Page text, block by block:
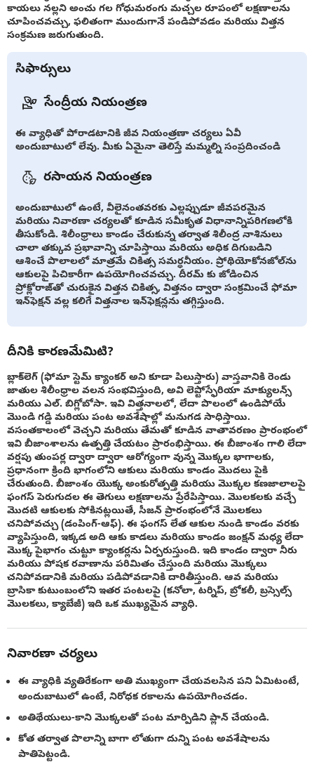
కాయలు నల్లని అంచు గల గోధుమరంగు మచ్చల రూపంలో లక్షణాలను
చూపించవచ్చు, ఫలితంగా ముందుగానే పండిపోవడం మరియు విత్తన
సంక్రమణ జరుగుతుంది.
సిఫార్సులు
సేంద్రీయ నియంత్రణ
ఈ వ్యాధితో పోరాడటానికి జీవ నియంత్రణా చర్యలు ఏవీ
అందుబాటులో లేవు. మీకు ఏమైనా తెలిస్తే మమ్మల్ని సంప్రదించండి
రసాయన నియంత్రణ
అందుబాటులో ఉంటే, వీలైనంతవరకు ఎల్లప్పుడూ జీవపరమైన
మరియు నివారణా చర్యలతో కూడిన సమీకృత విధానాన్నిపరిగణలోకి
తీసుకోండి. శిలీంధ్రాలు కాండం చేరుకున్న తర్వాత శిలీంద్ర నాశినులు
చాలా తక్కువ ప్రభావాన్ని చూపిస్తాయి మరియు అధిక దిగుబడిని
ఆశించే పొలాలలో మాత్రమే చికిత్స సమర్ధనీయం. ప్రోథియోకోనజోల్‌ను
ఆకులపై పిచికారీగా ఉపయోగించవచ్చు. దీరమ్ కు జోడించిన
ప్రోక్లోరాజ్‌తో చురుకైన విత్తన చికిత్స, విత్తనం ద్వారా సంక్రమించే ఫోమా
ఇన్‌ఫెక్షన్ వల్ల కలిగే విత్తనాల ఇన్‌ఫెక్షన్లను తగ్గిస్తుంది.
దీనికి కారణమేమిటి?
బ్లాక్‌లెగ్ (ఫోమా స్టెమ్ క్యాంకర్ అని కూడా పిలుస్తారు) వాస్తవానికి రెండు
జాతుల శిలీంధ్రాల వలన సంభవిస్తుంది, అవి లెప్టోస్ఫేరియా మాక్యులన్స్
మరియు ఎల్. బిగ్లోబోసా. ఇవి విత్తనాలలో, లేదా పొలంలో ఉండిపోయే
మొండి గడ్డి మరియు పంట అవశేషాల్లో మనుగడ సాధిస్తాయి.
వసంతకాలంలో వెచ్చని మరియు తేమతో కూడిన వాతావరణం ప్రారంభంలో
ఇవి బీజాంశాలను ఉత్పత్తి చేయటం ప్రారంభిస్తాయి. ఈ బీజాంశం గాలి లేదా
వర్షపు తుంపర్ల ద్వారా ద్వారా ఆరోగ్యంగా వున్న మొక్కల భాగాలకు,
ప్రధానంగా క్రింది భాగంలోని ఆకులు మరియు కాండం మొదలు పైకి
చేరుతుంది. బీజాంశం యొక్క అంకురోత్పత్తి మరియు మొక్కల కణజాలాలపై
ఫంగస్ పెరుగుదల ఈ తెగులు లక్షణాలను ప్రేరేపిస్తాయి. మొలకలకు వచ్చే
మొదటి ఆకులకు సోకినట్లయితే, సీజన్ ప్రారంభంలోనే మొలకలు
చనిపోవచ్చు (డంపింగ్-ఆఫ్). ఈ ఫంగస్ లేత ఆకుల నుండి కాండం వరకు
వ్యాపిస్తుంది, ఇక్కడ అది ఆకు కాడలు మరియు కాండం జంక్షన్ మధ్య లేదా
మొక్క పైభాగం చుట్టూ క్యాంకర్లను ఏర్పరుస్తుంది. ఇది కాండం ద్వారా నీరు
మరియు పోషక రవాణాను పరిమితం చేస్తుంది మరియు మొక్కలు
చనిపోవడానికి మరియు పడిపోవడానికి దారితీస్తుంది. ఆవ మరియు
బ్రాసికా కుటుంబంలోని ఇతర పంటలపై (కనోలా, టర్నిప్, బ్రోకలీ, బ్రస్సెల్స్
మొలకలు, క్యాబేజీ) ఇది ఒక ముఖ్యమైన వ్యాధి.
నివారణా చర్యలు
ఈ వ్యాధికి వ్యతిరేకంగా అతి ముఖ్యంగా చేయవలసిన పని ఏమిటంటే,
అందుబాటులో ఉంటే, నిరోధక రకాలను ఉపయోగించడం.
అతిథేయులు-కాని మొక్కలతో పంట మార్పిడిని ప్లాన్ చేయండి.
కోత తర్వాత పొలాన్ని బాగా లోతుగా దున్ని పంట అవశేషాలను
పాతిపెట్టండి.